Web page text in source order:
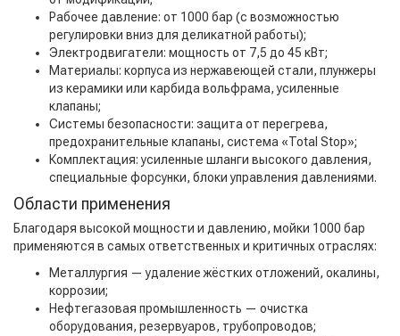
Рабочее давление: от 1000 бар (с возможностью
регулировки вниз для деликатной работы);
Электродвигатели: мощность от 7,5 до 45 кВт;
Материалы: корпуса из нержавеющей стали, плунжеры
из керамики или карбида вольфрама, усиленные
клапаны;
Системы безопасности: защита от перегрева,
предохранительные клапаны, система «Total Stop»;
Комплектация: усиленные шланги высокого давления,
специальные форсунки, блоки управления давлениями.
Области применения
Благодаря высокой мощности и давлению, мойки 1000 бар
применяются в самых ответственных и критичных отраслях:
Металлургия — удаление жёстких отложений, окалины,
коррозии;
Нефтегазовая промышленность — очистка
оборудования, резервуаров, трубопроводов;